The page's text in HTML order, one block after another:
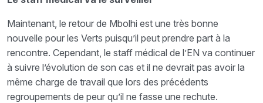
Maintenant, le retour de Mbolhi est une très bonne
nouvelle pour les Verts puisqu’il peut prendre part à la
rencontre. Cependant, le staff médical de l’EN va continuer
à suivre l’évolution de son cas et il ne devrait pas avoir la
même charge de travail que lors des précédents
regroupements de peur qu’il ne fasse une rechute.